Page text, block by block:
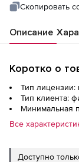
Скопировать
Описание
Коротко о
Тип лицензии:
Тип клиента:
Минимальная
Все
Доступно